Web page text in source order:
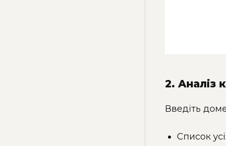
2. Аналіз
Введіть
Список